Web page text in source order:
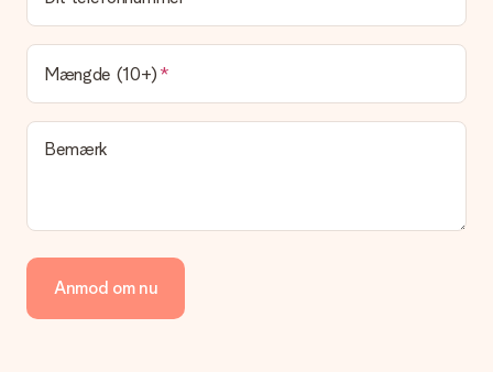
Leveringstiden findes på gavens produktside. Du kan stole på,
at vores postfirma leverer din gave på denne dag.
Hvilke leveringsmuligheder kan jeg vælge?
I øjeblikket er det ikke (endnu) muligt at vælge en
leveringsindstilling. Den gave, du vil bestille, sendes enten som
en pakke eller som postkasse levering. Vil du gerne vide
hvilken måde din ordre sendes på? Kontakt venligst vores
Vi tilbyder følgende betalingsmetoder: Dankort, Paypal,
kreditkort, faktura via Klarna eller bankoverførsel. I tilfælde af
manuel betaling overførsel, skal du tage højde for en ekstra 3
Mængde (10+)
Bemærk
Anmod om nu